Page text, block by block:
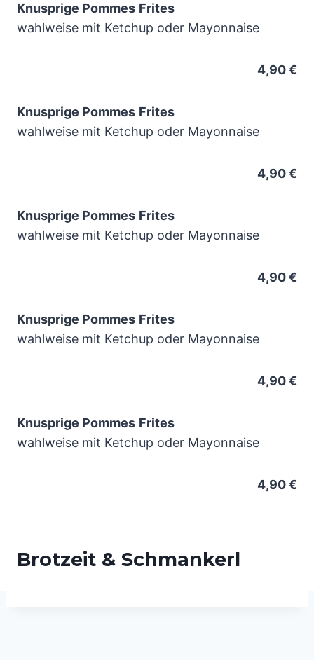
Knusprige Pommes Frites
wahlweise mit Ketchup oder Mayonnaise
4,90 €
Knusprige Pommes Frites
wahlweise mit Ketchup oder Mayonnaise
4,90 €
Knusprige Pommes Frites
wahlweise mit Ketchup oder Mayonnaise
4,90 €
Knusprige Pommes Frites
wahlweise mit Ketchup oder Mayonnaise
4,90 €
Knusprige Pommes Frites
wahlweise mit Ketchup oder Mayonnaise
4,90 €
Brotzeit & Schmankerl